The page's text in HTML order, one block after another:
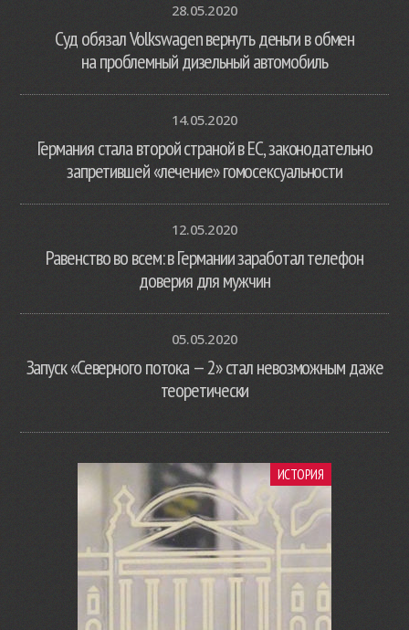
28.05.2020
Суд обязал Volkswagen вернуть деньги в обмен
на проблемный дизельный автомобиль
14.05.2020
Германия стала второй страной в ЕС, законодательно
запретившей «лечение» гомосексуальности
12.05.2020
Равенство во всем: в Германии заработал телефон
доверия для мужчин
05.05.2020
Запуск «Северного потока — 2» стал невозможным даже
теоретически
ИСТОРИЯ